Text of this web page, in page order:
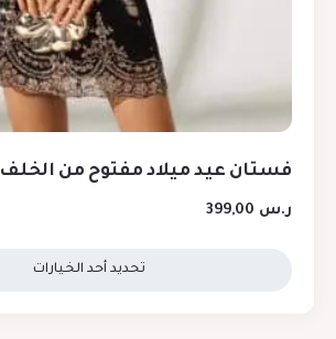
فستان عيد ميلاد مفتوح من الخلف
ر.س
تحديد أحد الخيارات